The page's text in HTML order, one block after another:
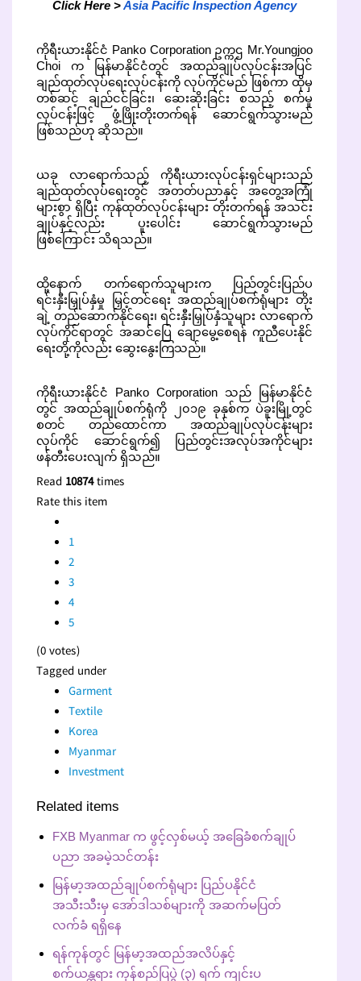
Click Here >Asia Pacific Inspection Agency
ကိုရီးယားနိုင်ငံ Panko Corporation ဥက္ကဌ Mr.Youngjoo
Choi က မြန်မာနိုင်ငံတွင် အထည်ချုပ်လုပ်ငန်းအပြင်
ချည်ထုတ်လုပ်ရေးလုပ်ငန်းကို လုပ်ကိုင်မည် ဖြစ်ကာ ထိုမှ
တစ်ဆင့် ချည်ငင်ခြင်း၊ ဆေးဆိုးခြင်း စသည့် စက်မှု
လုပ်ငန်းဖြင့် ဖွံ့ဖြိုးတိုးတက်ရန် ဆောင်ရွက်သွားမည်
ဖြစ်သည်ဟု ဆိုသည်။
ယခု လာရောက်သည့် ကိုရီးယားလုပ်ငန်းရှင်များသည်
ချည်ထုတ်လုပ်ရေးတွင် အတတ်ပညာနှင့် အတွေ့အကြုံ
များစွာ ရှိပြီး ကုန်ထုတ်လုပ်ငန်းများ တိုးတက်ရန် အသင်း
ချုပ်နှင့်လည်း ပူးပေါင်း ဆောင်ရွက်သွားမည်
ဖြစ်ကြောင်း သိရသည်။
ထို့နောက် တက်ရောက်သူများက ပြည်တွင်းပြည်ပ
ရင်းနှီးမြှုပ်နှံမှု မြှင့်တင်ရေး အထည်ချုပ်စက်ရုံများ တိုး
ချဲ့ တည်ဆောက်နိုင်ရေး၊ ရင်းနှီးမြှုပ်နှံသူများ လာရောက်
လုပ်ကိုင်ရာတွင် အဆင်ပြေ ချောမွေ့စေရန် ကူညီပေးနိုင်
ရေးတို့ကိုလည်း ဆွေးနွေးကြသည်။
ကိုရီးယားနိုင်ငံ Panko Corporation သည် မြန်မာနိုင်ငံ
တွင် အထည်ချုပ်စက်ရုံကို ၂၀၁၉ ခုနှစ်က ပဲခူးမြို့တွင်
စတင် တည်ထောင်ကာ အထည်ချုပ်လုပ်ငန်းများ
လုပ်ကိုင် ဆောင်ရွက်၍ ပြည်တွင်းအလုပ်အကိုင်များ
ဖန်တီးပေးလျက် ရှိသည်။
Read 10874times
Rate this item
1
2
3
4
5
(0 votes)
Tagged under
Garment
Textile
Korea
Myanmar
Investment
Related items
FXB Myanmar က ဖွင့်လှစ်မယ့် အခြေခံစက်ချုပ်
ပညာ အခမဲ့သင်တန်း
မြန်မာ့အထည်ချုပ်စက်ရုံများ ပြည်ပနိုင်ငံ
အသီးသီးမှ အော်ဒါသစ်များကို အဆက်မပြတ်
လက်ခံ ရရှိနေ
ရန်ကုန်တွင် မြန်မာ့အထည်အလိပ်နှင့်
စက်ယန္တရား ကုန်စည်ပြပွဲ (၃) ရက် ကျင်းပ